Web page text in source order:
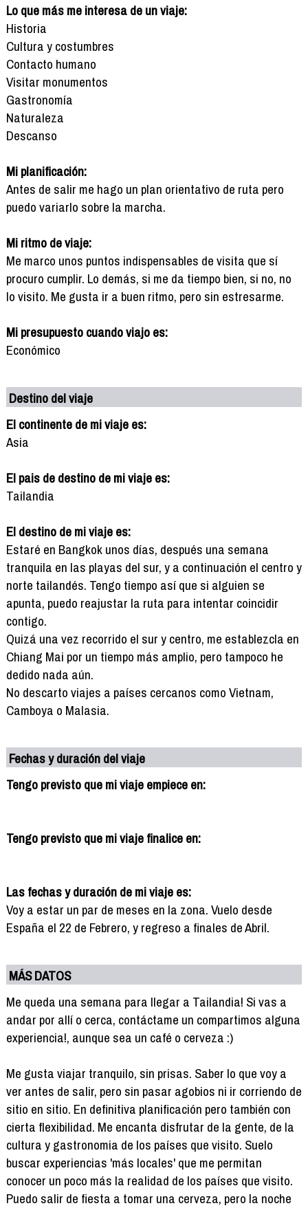
Lo que más me interesa de un viaje:
Historia
Cultura y costumbres
Contacto humano
Visitar monumentos
Gastronomía
Naturaleza
Descanso
Mi planificación:
Antes de salir me hago un plan orientativo de ruta pero
puedo variarlo sobre la marcha.
Mi ritmo de viaje:
Me marco unos puntos indispensables de visita que sí
procuro cumplir. Lo demás, si me da tiempo bien, si no, no
lo visito. Me gusta ir a buen ritmo, pero sin estresarme.
Mi presupuesto cuando viajo es:
Económico
Destino del viaje
El continente de mi viaje es:
Asia
El pais de destino de mi viaje es:
Tailandia
El destino de mi viaje es:
Estaré en Bangkok unos días, después una semana
tranquila en las playas del sur, y a continuación el centro y
norte tailandés. Tengo tiempo así que si alguien se
apunta, puedo reajustar la ruta para intentar coincidir
contigo.
Quizá una vez recorrido el sur y centro, me establezcla en
Chiang Mai por un tiempo más amplio, pero tampoco he
dedido nada aún.
No descarto viajes a países cercanos como Vietnam,
Camboya o Malasia.
Fechas y duración del viaje
Tengo previsto que mi viaje empiece en:
Tengo previsto que mi viaje finalice en:
Las fechas y duración de mi viaje es:
Voy a estar un par de meses en la zona. Vuelo desde
España el 22 de Febrero, y regreso a finales de Abril.
MÁS DATOS
Me queda una semana para llegar a Tailandia! Si vas a
andar por allí o cerca, contáctame un compartimos alguna
experiencia!, aunque sea un café o cerveza :)
Me gusta viajar tranquilo, sin prisas. Saber lo que voy a
ver antes de salir, pero sin pasar agobios ni ir corriendo de
sitio en sitio. En definitiva planificación pero también con
cierta flexibilidad. Me encanta disfrutar de la gente, de la
cultura y gastronomia de los países que visito. Suelo
buscar experiencias 'más locales' que me permitan
conocer un poco más la realidad de los países que visito.
Puedo salir de fiesta a tomar una cerveza, pero la noche